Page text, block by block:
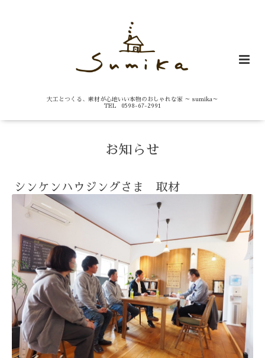
大工とつくる、素材が心地いい本物のおしゃれな家 ～ sumika～
TEL 0598-67-2991
お知らせ
シンケンハウジングさま 取材